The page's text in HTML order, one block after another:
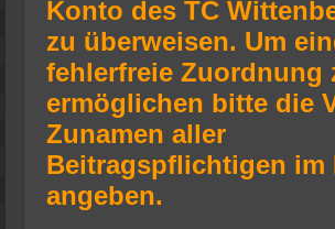
Konto des TC
zu überweisen. Um
fehlerfreie Zuordnung
ermöglichen bitte die
Zunamen aller
Beitragspflichtigen im
angeben.